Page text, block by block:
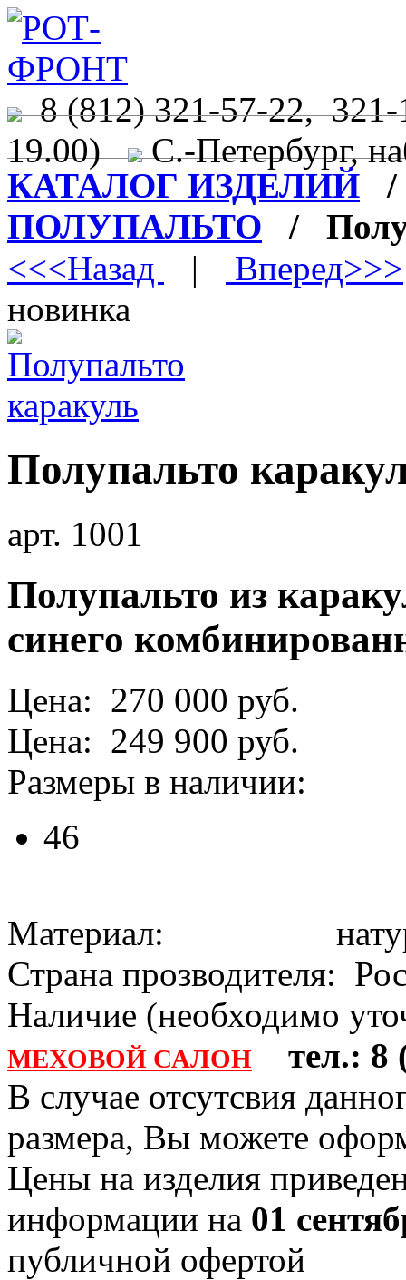
8 (812) 321-57-22,
19.00) С.-Петербург,
КАТАЛОГ ИЗДЕЛИЙ
ПОЛУПАЛЬТО /
<<<Назад
|
Вперед>>>
новинка
Полупальто
арт. 1001
Полупальто из
синего
Цена: 270 000 руб.
Цена: 249 900 руб.
Размеры в наличии:
46
Материал:
Страна прозводителя:
Наличие (необходимо
МЕХОВОЙ САЛОН
тел.: 8
В случае отсутсвия
размера, Вы можете
Цены на изделия
информации на 01
публичной офертой